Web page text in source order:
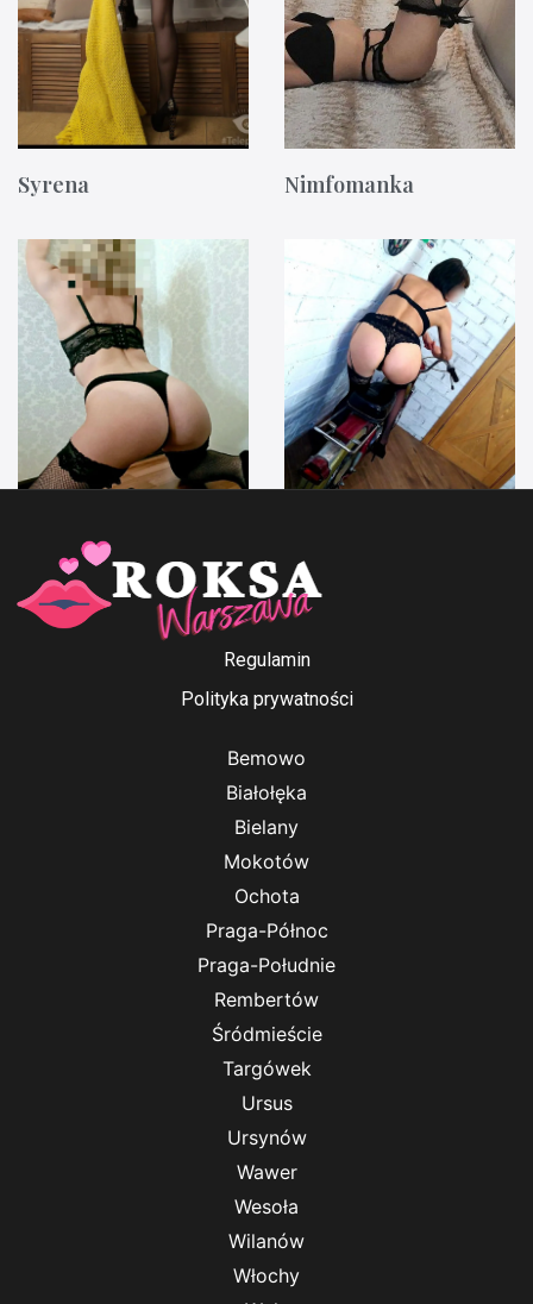
Syrena Nimfomanka
Anna Ford Irenka
Regulamin
Polityka prywatności
Bemowo
Białołęka
Bielany
Mokotów
Ochota
Praga-Północ
Praga-Południe
Rembertów
Śródmieście
Targówek
Ursus
Ursynów
Wawer
Wesoła
Wilanów
Włochy